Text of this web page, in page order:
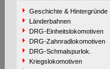
Geschichte & Hintergründe
Länderbahnen
DRG-Einheitslokomotiven
DRG-Zahnradlokomotiven
DRG-Schmalspurlok.
Kriegslokomotiven